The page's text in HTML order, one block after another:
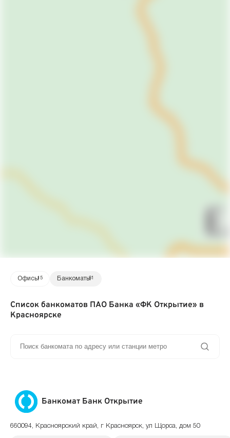
Офисы15 Банкоматы61
Список банкоматов ПАО Банка «ФК Открытие» в
Красноярске
Банкомат Банк Открытие
660094, Красноярский край, г Красноярск, ул Щорса, дом 50